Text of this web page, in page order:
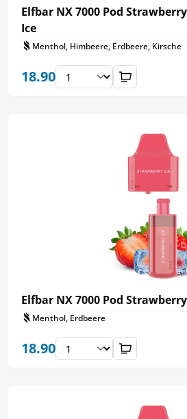
Elfbar NX 7000 Pod
Ice
Menthol, Himbeere, Erdbeere, Kirsche
18.90
Elfbar NX 7000 Pod
Menthol, Erdbeere
18.90